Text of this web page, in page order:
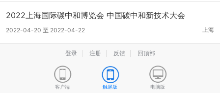
2022上海国际碳中和博览会 中国碳中和新技术大会
上海
2022-04-20 至 2022-04-22
登录 注册 反馈 回顶部
客户端 触屏版 电脑版